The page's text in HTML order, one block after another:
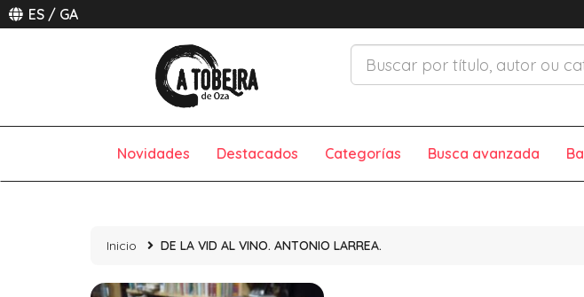
ES / GA
Novidades Destacados Categorías Busca avanzada
Inicio DE LA VID AL VINO. ANTONIO LARREA.